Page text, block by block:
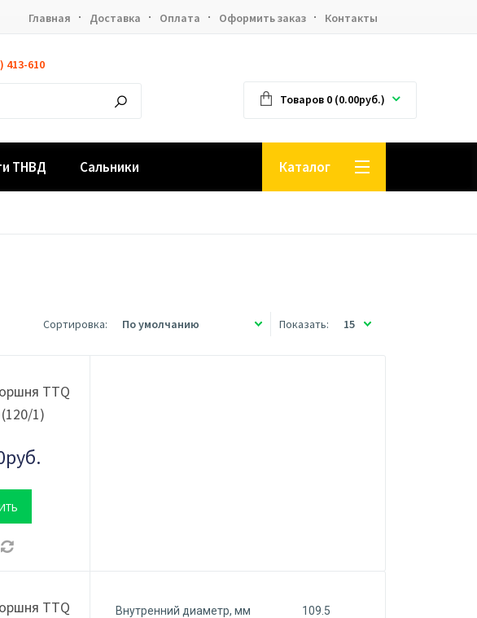
Главная Доставка Оплата Оформить заказ Контакты
413-610
Товаров 0 (0.00руб.)
ТНВД Каталог
Сальники
Сортировка: Показать:
TTQ
1)
TTQ
Внутренний диаметр, мм
109.5